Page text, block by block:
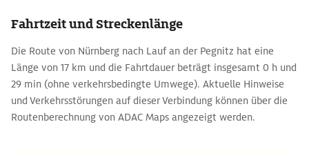
Fahrtzeit und Streckenlänge
Die Route von Nürnberg nach Lauf an der Pegnitz hat eine
Länge von 17 km und die Fahrtdauer beträgt insgesamt 0 h und
29 min (ohne verkehrsbedingte Umwege). Aktuelle Hinweise
und Verkehrsstörungen auf dieser Verbindung können über die
Routenberechnung von ADAC Maps angezeigt werden.